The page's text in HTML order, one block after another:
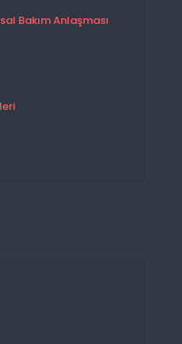
Bakım Anlaşması